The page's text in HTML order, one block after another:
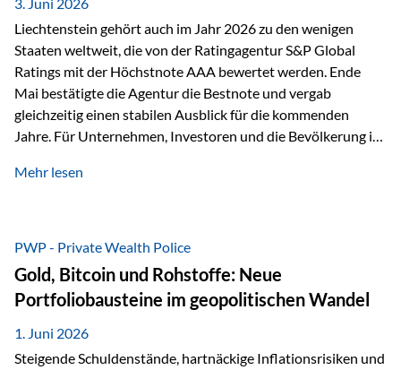
Liechtenstein gehört auch im Jahr 2026 zu den wenigen
Staaten weltweit, die von der Ratingagentur S&P Global
Ratings mit der Höchstnote AAA bewertet werden. Ende
Mai bestätigte die Agentur die Bestnote und vergab
gleichzeitig einen stabilen Ausblick für die kommenden
Jahre. Für Unternehmen, Investoren und die Bevölkerung ist
finanzielle Stabilität des Landes sowie das Vertrauen
trotz Herausforderungen Die weltwirtschaftlichen
Rahmenbedingungen bleiben anspruchsvoll. Geopolitische
Unsicherheiten, eine verhaltene Investitionstätigkeit und
eine schwächere Nachfrage in wichtigen Exportmärkten
beeinflussen auch die liechtensteinische Wirtschaft.
Dennoch sieht…
Mehr lesen
PWP - Private Wealth Police
Gold, Bitcoin und Rohstoffe: Neue
Portfoliobausteine im geopolitischen Wandel
1. Juni 2026
Steigende Schuldenstände, hartnäckige Inflationsrisiken und